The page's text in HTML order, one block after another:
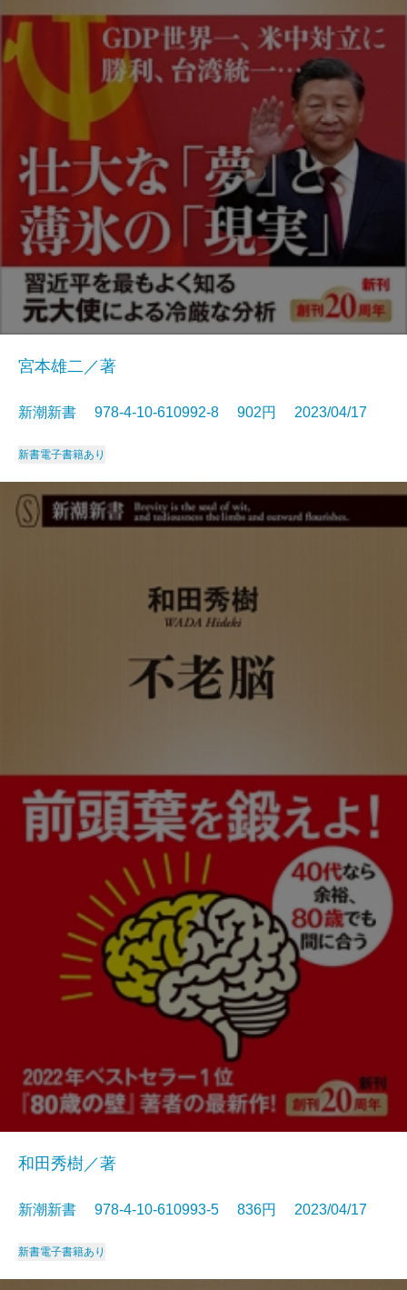
宮本雄二／著
新潮新書 978-4-10-610992-8 902円 2023/04/17
新書電子書籍あり
和田秀樹／著
新潮新書 978-4-10-610993-5 836円 2023/04/17
新書電子書籍あり